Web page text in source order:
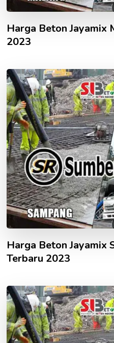
Harga Beton Jayamix
2023
Harga Beton Jayamix
Terbaru 2023